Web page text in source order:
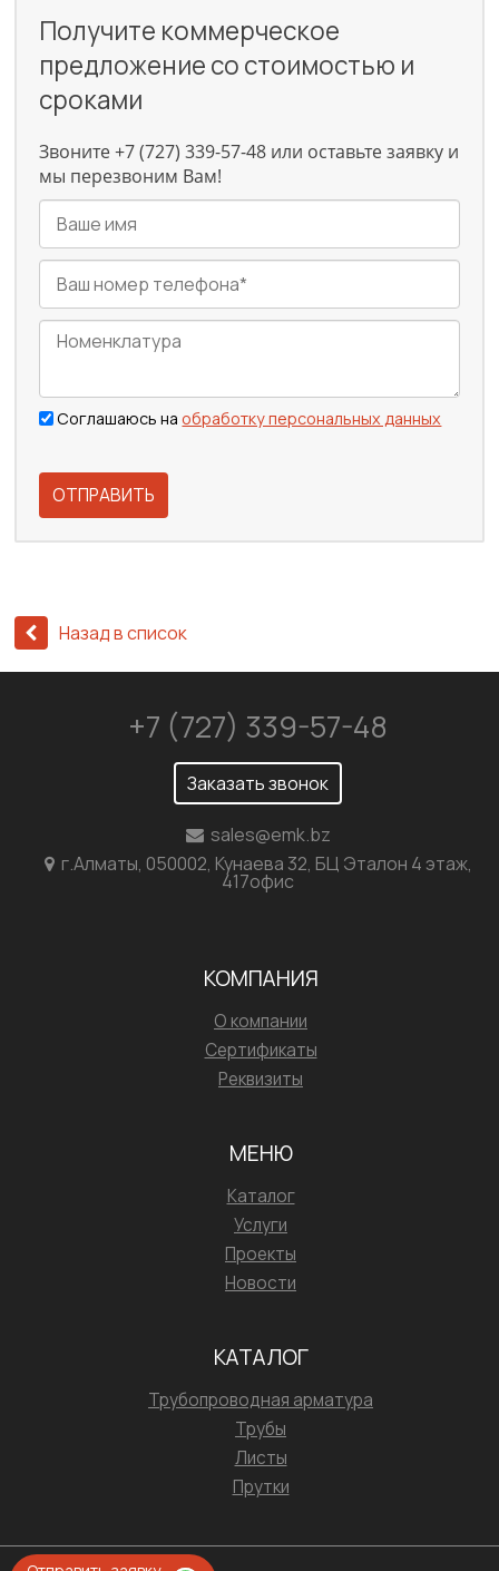
Получите коммерческое
предложение со стоимостью и
сроками
Звоните +7 (727) 339-57-48 или оставьте заявку и
мы перезвоним Вам!
Соглашаюсь наобработку персональных данных
ОТПРАВИТЬ
Назад в список
+7 (727) 339-57-48
Заказать звонок
sales@emk.bz
г.Алматы, 050002, Кунаева 32, БЦ Эталон 4 этаж,
417офис
КОМПАНИЯ
О компании
Сертификаты
Реквизиты
МЕНЮ
Каталог
Услуги
Проекты
Новости
КАТАЛОГ
Трубопроводная арматура
Трубы
Листы
Прутки